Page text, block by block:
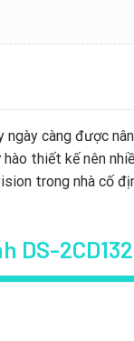
càng được
thiết kế nên
trong nhà cố
DS-